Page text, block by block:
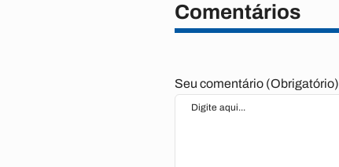
Comentários
Seu comentário (Obrigatório)